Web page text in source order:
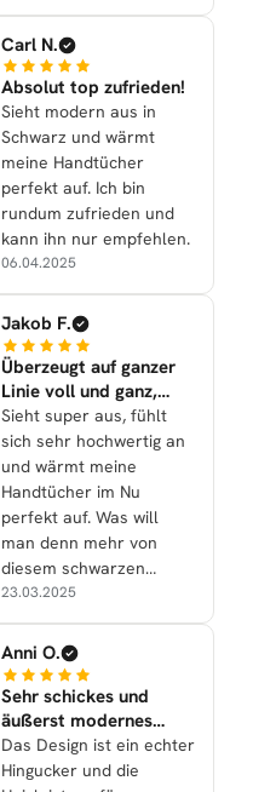
Carl N.
Absolut top zufrieden!
Sieht modern aus in
Schwarz und wärmt
meine Handtücher
perfekt auf. Ich bin
rundum zufrieden und
kann ihn nur empfehlen.
06.04.2025
Jakob F.
Überzeugt auf ganzer
Linie voll und ganz,
super!
Sieht super aus, fühlt
sich sehr hochwertig an
und wärmt meine
Handtücher im Nu
perfekt auf. Was will
man denn mehr von
diesem schwarzen
Modell?
23.03.2025
Anni O.
Sehr schickes und
äußerst modernes
Designstück ist es
geworden!
Das Design ist ein echter
Hingucker und die